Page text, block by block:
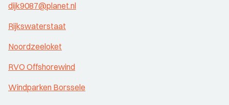
dijk9087@planet.nl
Rijkswaterstaat
Noordzeeloket
RVO Offshorewind
Windparken Borssele